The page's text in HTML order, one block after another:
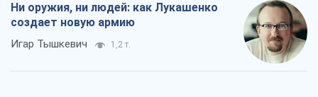
Ни оружия, ни людей: как Лукашенко
создает новую армию
Игар Тышкевич 1,2 т.